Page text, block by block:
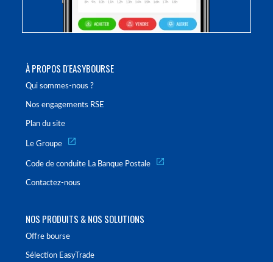
À PROPOS D'EASYBOURSE
Qui sommes-nous ?
Nos engagements RSE
Plan du site
Le Groupe
Code de conduite La Banque Postale
Contactez-nous
NOS PRODUITS & NOS SOLUTIONS
Offre bourse
Sélection EasyTrade